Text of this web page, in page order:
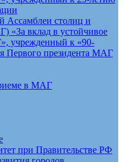
Ассамблеи столиц и
«За вклад в устойчивое
учрежденный к «90-
Первого президента МАГ
в МАГ
при Правительстве РФ